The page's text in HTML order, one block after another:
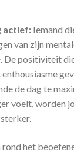
actief: Iemand
van zijn
De positiviteit
de dag te
voelt, worden
sterker.
rond het